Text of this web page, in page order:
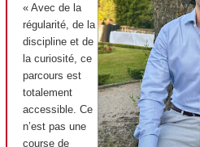
« Avec de la
régularité, de la
discipline et de
la curiosité, ce
parcours est
totalement
accessible. Ce
n’est pas une
course de